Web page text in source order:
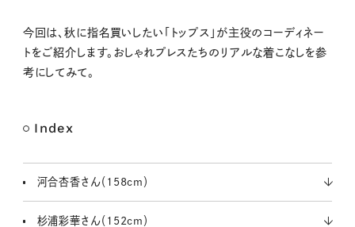
今回は、秋に指名買いしたい「トップス」が主役のコーディネー
トをご紹介します。おしゃれプレスたちのリアルな着こなしを参
考にしてみて。
Index
河合杏香さん（158cm）
杉浦彩華さん（152cm）